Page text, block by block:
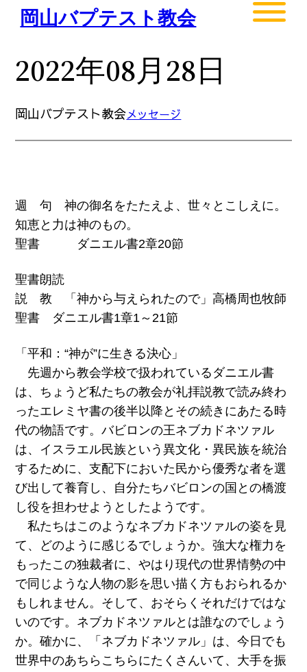
岡山バプテスト教会
2022年08月28日
岡山バプテスト教会メッセージ
週 句 神の御名をたたえよ、世々とこしえに。
知恵と力は神のもの。
聖書 ダニエル書2章20節
聖書朗読
説 教 「神から与えられたので」高橋周也牧師
聖書 ダニエル書1章1～21節
「平和：“神が”に生きる決心」
先週から教会学校で扱われているダニエル書
は、ちょうど私たちの教会が礼拝説教で読み終わ
ったエレミヤ書の後半以降とその続きにあたる時
代の物語です。バビロンの王ネブカドネツァル
は、イスラエル民族という異文化・異民族を統治
するために、支配下においた民から優秀な者を選
び出して養育し、自分たちバビロンの国との橋渡
し役を担わせようとしたようです。
私たちはこのようなネブカドネツァルの姿を見
て、どのように感じるでしょうか。強大な権力を
もったこの独裁者に、やはり現代の世界情勢の中
で同じような人物の影を思い描く方もおられるか
もしれません。そして、おそらくそれだけではな
いのです。ネブカドネツァルとは誰なのでしょう
か。確かに、「ネブカドネツァル」は、今日でも
世界中のあちらこちらにたくさんいて、大手を振